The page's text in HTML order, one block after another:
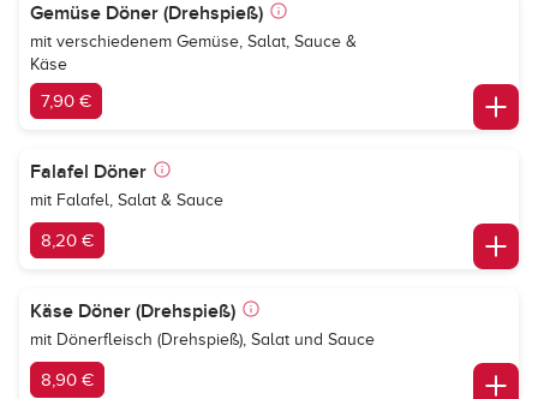
Gemüse Döner (Drehspieß)
mit verschiedenem Gemüse, Salat, Sauce &
Käse
7,90 €
Falafel Döner
mit Falafel, Salat & Sauce
8,20 €
Käse Döner (Drehspieß)
mit Dönerfleisch (Drehspieß), Salat und Sauce
8,90 €